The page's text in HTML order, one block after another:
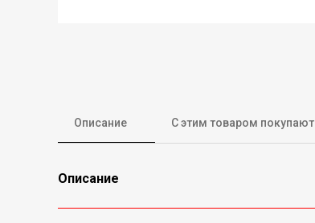
Описание С этим товаром покупают
Описание